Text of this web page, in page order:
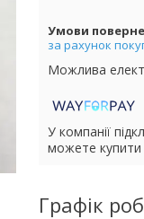
за рахунок
У компанії
можете купити
Графік